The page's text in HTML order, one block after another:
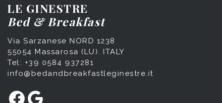
LE GINESTRE
Bed & Breakfast
Via Sarzanese NORD 1238
55054 Massarosa (LU). ITALY
Tel: +39 0584 937281
info@bedandbreakfastleginestre.it
Facebook Google